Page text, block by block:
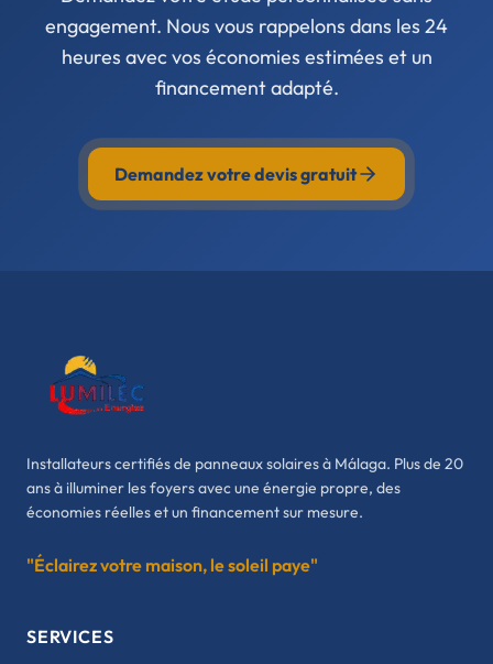
engagement. Nous vous rappelons dans les 24
heures avec vos économies estimées et un
financement adapté.
Demandez votre devis gratuit
Installateurs certifiés de panneaux solaires à Málaga. Plus de 20
ans à illuminer les foyers avec une énergie propre, des
économies réelles et un financement sur mesure.
"Éclairez votre maison, le soleil paye"
SERVICES